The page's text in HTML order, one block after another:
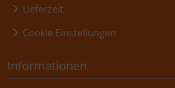
Lieferzeit
Cookie Einstellungen
Informationen